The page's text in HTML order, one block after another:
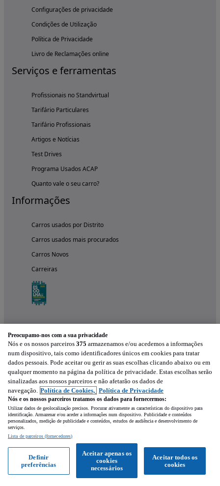
Ligar WhatsApp
Configurações de privacidade
Condições de Utilização
Política de Privacidade
Livro de Reclamações online
Serviços e ferramentas
Profissionais no Standvirtual
Tarifário Particulares
Tarifário Profissionais
Artigos e Notícias
Test Drives
Programa Usados ACAP
Quanto vale o seu carro?
Informações
Carros usados por Distrito
Carros usados mais procurados
Carros Novos
Carreiras
Experimenta a aplicação
Preocupamo-nos com a sua privacidade
Nós e os nossos parceiros 375 armazenamos e/ou acedemos a informações
num dispositivo, tais como identificadores únicos em cookies para tratar
dados pessoais. Pode aceitar ou gerir as suas escolhas clicando abaixo ou em
qualquer momento na página da política de privacidade. Estas escolhas serão
sinalizadas aos nossos parceiros e não afetarão os dados de
navegação. Política de Cookies, Política de Privacidade
Nós e os nossos parceiros tratamos os dados para fornecermos:
Utilizar dados de geolocalização precisos. Procurar ativamente as características do dispositivo para
identificação. Armazenar e/ou aceder a informações num dispositivo. Publicidade e conteúdos
personalizados, medição de publicidade e conteúdos, estudos de audiência e desenvolvimento de
serviços.
Lista de parceiros (fornecedores)
Aceitar todos os
cookies
Aceitar apenas os
cookies
necessários
Definir
preferências